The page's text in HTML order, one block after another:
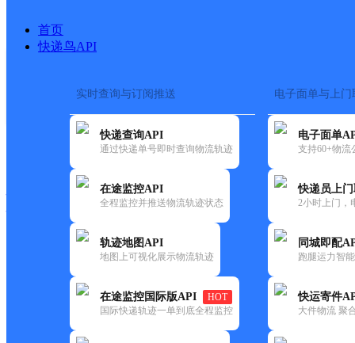
首页
快递鸟API
实时查询与订阅推送
快递查询API
通过快递单号即时查询物流轨迹
在途监控API
全程监控并推送物流轨迹状态
轨迹地图API
地图上可视化展示物流轨迹
在途监控国际版API
HOT
国际快递轨迹一单到底全程监控
电子面单与上门
电子面单
支持60+物流
快递员上
2小时上门，
同城即配
跑腿运力智
快运寄件
大件物流 聚
快运大全 快递时效
天地
酒泉金塔县航天大道网点
更新时间：2022-07-12 00:00:00